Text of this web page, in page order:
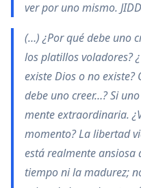
ver por uno mismo.
(…) ¿Por qué debe uno
los platillos voladores?
existe Dios o no existe?
debe uno creer…? Si
mente extraordinaria.
momento? La libertad
está realmente ansiosa
tiempo ni la madurez;